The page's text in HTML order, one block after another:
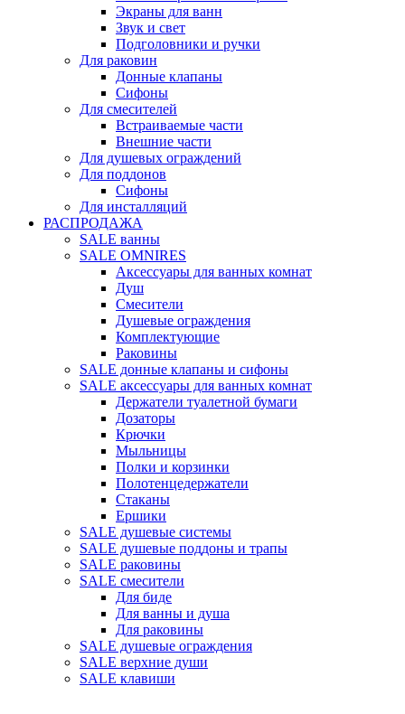
Экраны для ванн
Звук и свет
Подголовники и ручки
Для раковин
Донные клапаны
Сифоны
Для смесителей
Встраиваемые части
Внешние части
Для душевых ограждений
Для поддонов
Сифоны
Для инсталляций
РАСПРОДАЖА
SALE ванны
SALE OMNIRES
Аксессуары для ванных комнат
Душ
Смесители
Душевые ограждения
Комплектующие
Раковины
SALE донные клапаны и сифоны
SALE аксессуары для ванных комнат
Держатели туалетной бумаги
Дозаторы
Крючки
Мыльницы
Полки и корзинки
Полотенцедержатели
Стаканы
Ершики
SALE душевые системы
SALE душевые поддоны и трапы
SALE раковины
SALE смесители
Для биде
Для ванны и душа
Для раковины
SALE душевые ограждения
SALE верхние души
SALE клавиши